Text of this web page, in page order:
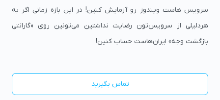
سرویس هاست ویندوز رو آزمایش کنین! در این بازه زمانی اگر به
هردلیلی از سرویس‌تون رضایت نداشتین می‌تونین روی «گارانتی
بازگشت وجه» ایران‌هاست حساب کنین!
تماس بگیرید